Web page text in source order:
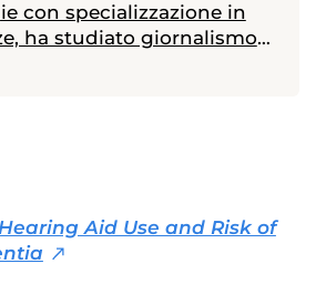
con specializzazione in
ha studiato giornalismo
e politica sanitaria.
Aid Use and Risk of